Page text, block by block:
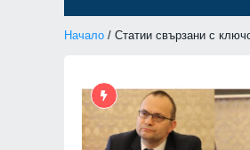
Начало / Статии свързани с